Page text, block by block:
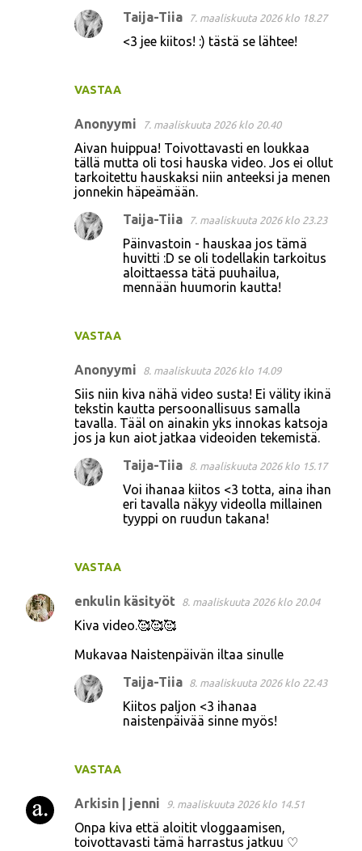
VASTAA
Taija-Tiia 7. maaliskuuta 2026 klo 18.27
<3 jee kiitos! :) tästä se lähtee!
Anonyymi 7. maaliskuuta 2026 klo 20.40
Aivan huippua! Toivottavasti en loukkaa
tällä mutta oli tosi hauska video. Jos ei ollut
tarkoitettu hauskaksi niin anteeksi ja menen
jonnekin häpeämään.
VASTAA
Taija-Tiia 7. maaliskuuta 2026 klo 23.23
Päinvastoin - hauskaa jos tämä
huvitti :D se oli todellakin tarkoitus
aloittaessa tätä puuhailua,
mennään huumorin kautta!
Anonyymi 8. maaliskuuta 2026 klo 14.09
Siis niin kiva nähä video susta! Ei välity ikinä
tekstin kautta persoonallisuus samalla
tavalla. Tääl on ainakin yks innokas katsoja
jos ja kun aiot jatkaa videoiden tekemistä.
VASTAA
Taija-Tiia 8. maaliskuuta 2026 klo 15.17
Voi ihanaa kiitos <3 totta, aina ihan
eri tavalla näkyy videolla millainen
tyyppi on ruudun takana!
enkulin käsityöt 8. maaliskuuta 2026 klo 20.04
Kiva video.🥰🥰🥰
Mukavaa Naistenpäivän iltaa sinulle
VASTAA
Taija-Tiia 8. maaliskuuta 2026 klo 22.43
Kiitos paljon <3 ihanaa
naistenpäivää sinne myös!
Arkisin | jenni 9. maaliskuuta 2026 klo 14.51
Onpa kiva että aloitit vloggaamisen,
toivottavasti tämä harrastus jatkuu ♡